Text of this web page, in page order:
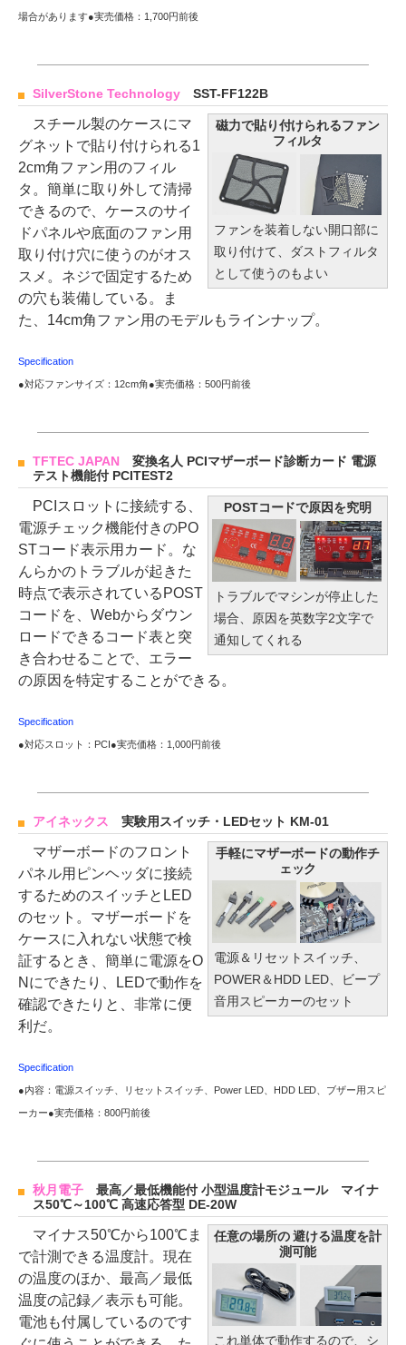
場合があります●実売価格：1,700円前後
SilverStone TechnologySST-FF122B
磁力で貼り付けられるファン
フィルタ
ファンを装着しない開口部に
取り付けて、ダストフィルタ
として使うのもよい
スチール製のケースにマ
グネットで貼り付けられる1
2cm角ファン用のフィル
タ。簡単に取り外して清掃
できるので、ケースのサイ
ドパネルや底面のファン用
取り付け穴に使うのがオス
スメ。ネジで固定するため
の穴も装備している。ま
た、14cm角ファン用のモデルもラインナップ。
Specification
●対応ファンサイズ：12cm角●実売価格：500円前後
TFTEC JAPAN
変換名人 PCIマザーボード診断カード 電源
テスト機能付 PCITEST2
POSTコードで原因を究明
トラブルでマシンが停止した
場合、原因を英数字2文字で
通知してくれる
PCIスロットに接続する、
電源チェック機能付きのPO
STコード表示用カード。な
んらかのトラブルが起きた
時点で表示されているPOST
コードを、Webからダウン
ロードできるコード表と突
き合わせることで、エラー
の原因を特定することができる。
Specification
●対応スロット：PCI●実売価格：1,000円前後
アイネックス 実験用スイッチ・LEDセット KM-01
手軽にマザーボードの動作チ
ェック
電源＆リセットスイッチ、
POWER＆HDD LED、ビープ
音用スピーカーのセット
マザーボードのフロント
パネル用ピンヘッダに接続
するためのスイッチとLED
のセット。マザーボードを
ケースに入れない状態で検
証するとき、簡単に電源をO
Nにできたり、LEDで動作を
確認できたりと、非常に便
利だ。
Specification
●内容：電源スイッチ、リセットスイッチ、Power LED、HDD LED、ブザー用スピ
ーカー●実売価格：800円前後
秋月電子最高／最低機能付 小型温度計モジュール マイナ
ス50℃～100℃ 高速応答型 DE-20W
任意の場所の 避ける温度を計
測可能
これ単体で動作するので、シ
マイナス50℃から100℃ま
で計測できる温度計。現在
の温度のほか、最高／最低
温度の記録／表示も可能。
電池も付属しているのです